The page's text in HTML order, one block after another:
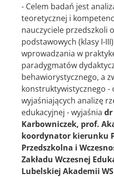
- Celem badań jest
teoretycznej i
nauczyciele przedszkoli
podstawowych (klasy I-
wprowadzania w
paradygmatów
behawiorystycznego, a
konstruktywistycznego -
wyjaśniających analizę
edukacyjnej - wyjaśnia dr
Karbowniczek, prof.
koordynator kierunku
Przedszkolna i
Zakładu Wczesnej
Lubelskiej Akademii